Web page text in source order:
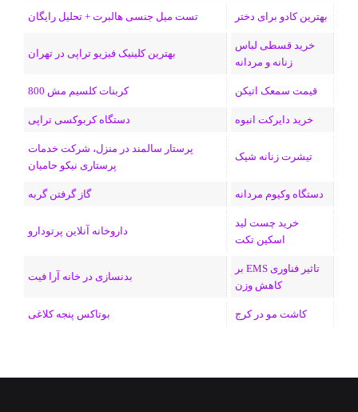
گ
ر
بهترین کادو برای دختر تست میل جنسی هالبرت + تحلیل رایگان
خرید قسطی لباس
زنانه و مردانه
بهترین کلینیک فیزیو تراپی در تهران
قیمت سمعک اتیکن کربنات کلسیم مش 800
خرید دایرکت انبوه دستگاه کربوکسی تراپی
تیشرت زنانه شیک
پرستار سالمند در منزل، شرکت خدمات
پرستاری نیکو حامیان
دستگاه وکیوم مردانه گاز گرفتن گربه
خرید چست لید
اسکین تکت
داروخانه آنلاین پرتودارو
تاثیر فناوری EMS بر
کاهش وزن
بدنسازی در خانه آرا فیت
کاشت مو در کرج بوتاکس پنجه کلاغی